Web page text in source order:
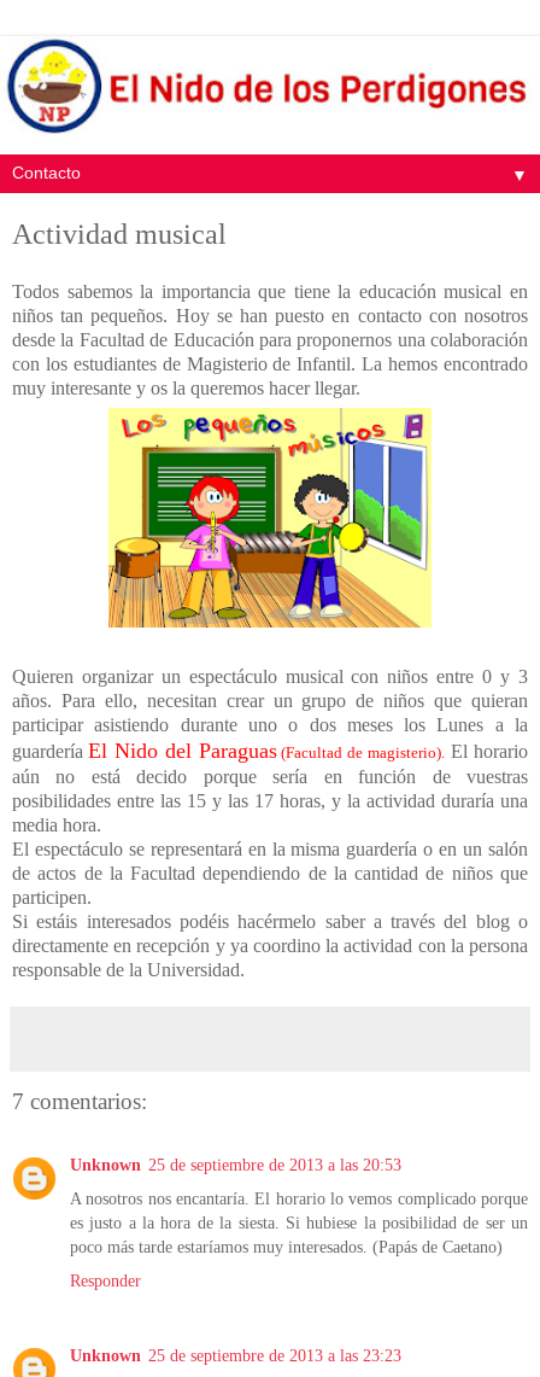
▼
Actividad musical
Todos sabemos la importancia que tiene la educación musical en
niños tan pequeños. Hoy se han puesto en contacto con nosotros
desde la Facultad de Educación para proponernos una colaboración
con los estudiantes de Magisterio de Infantil. La hemos encontrado
muy interesante y os la queremos hacer llegar.
Quieren organizar un espectáculo musical con niños entre 0 y 3
años. Para ello, necesitan crear un grupo de niños que quieran
participar asistiendo durante uno o dos meses los Lunes a la
guardería El Nido del Paraguas(Facultad de magisterio). El horario
aún no está decido porque sería en función de vuestras
posibilidades entre las 15 y las 17 horas, y la actividad duraría una
media hora.
El espectáculo se representará en la misma guardería o en un salón
de actos de la Facultad dependiendo de la cantidad de niños que
participen.
Si estáis interesados podéis hacérmelo saber a través del blog o
directamente en recepción y ya coordino la actividad con la persona
responsable de la Universidad.
7 comentarios:
Unknown 25 de septiembre de 2013 a las 20:53
A nosotros nos encantaría. El horario lo vemos complicado porque
es justo a la hora de la siesta. Si hubiese la posibilidad de ser un
poco más tarde estaríamos muy interesados. (Papás de Caetano)
Responder
Unknown 25 de septiembre de 2013 a las 23:23